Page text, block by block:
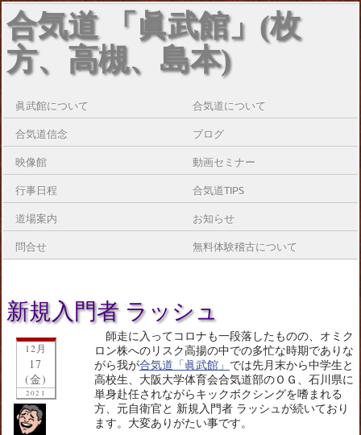
合気道 「眞武館」(枚
方、高槻、島本)
眞武館について 合気道について
合気道信念 ブログ
映像館 動画セミナー
行事日程 合気道TIPS
道場案内 お知らせ
問合せ 無料体験稽古について
新規入門者 ラッシュ
12月
17
(金)
2021
師走に入ってコロナも一段落したものの、オミク
ロン株へのリスク高揚の中での多忙な時期でありな
がら我が合気道「眞武館」 では先月末から中学生と
高校生、大阪大学体育会合気道部のＯＧ、石川県に
単身赴任されながらキックボクシングを嗜まれる
方、元自衛官と 新規入門者 ラッシュが続いており
ます。大変ありがたい事です。